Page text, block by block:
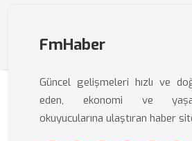
FmHaber
Güncel gelişmeleri hızlı ve
eden, ekonomi ve
okuyucularına ulaştıran haber